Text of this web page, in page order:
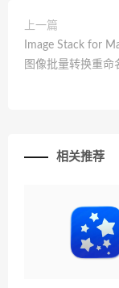
上一篇
Image Stack for
图像批量转换重命
相关推荐